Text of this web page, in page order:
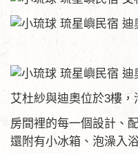
艾杜紗與迪奧位於3樓
房間裡的每一個設計、
還附有小冰箱、泡澡入